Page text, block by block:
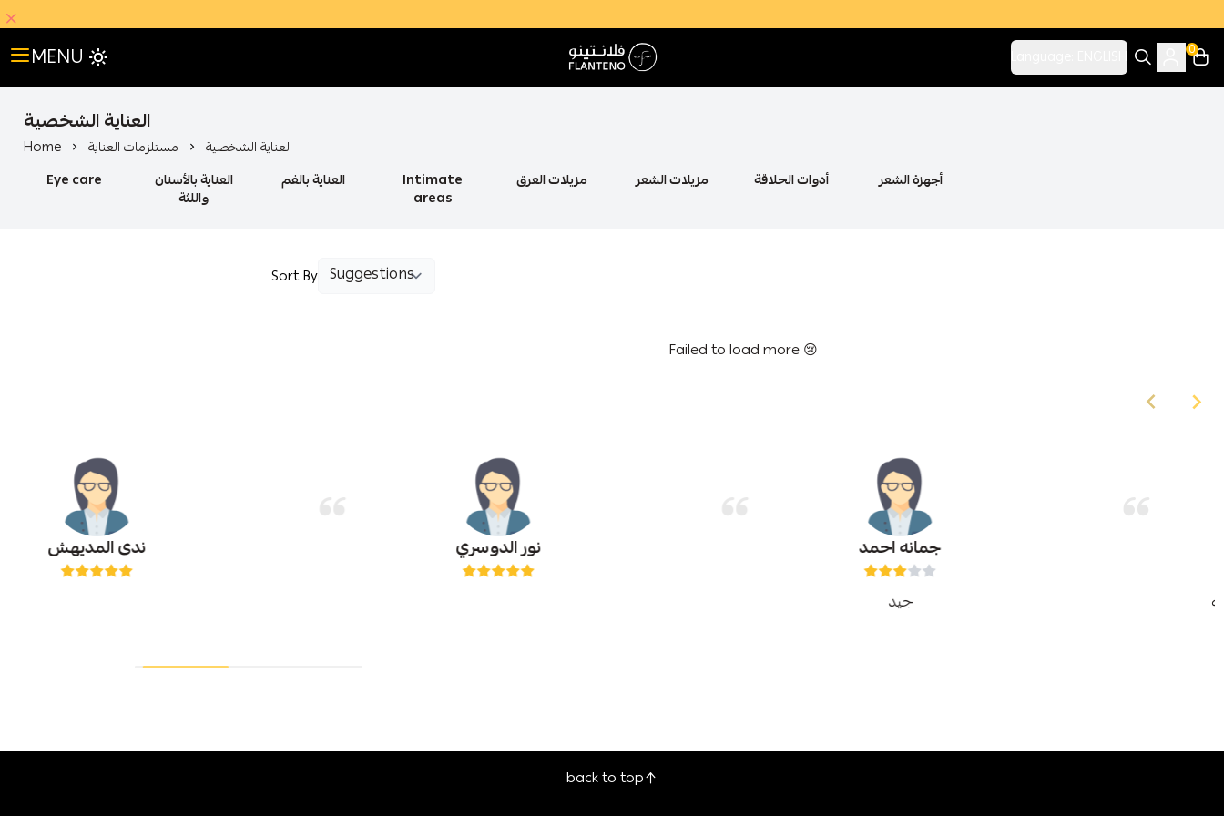
MENU فلانتينو اكبر صالة عرض اقتصادية بالجملة
0
العناية الشخصية
Home مستلزمات العناية
العناية الشخصية
Eye care
العناية بالأسنان
واللثة
العناية بالفم Intimate
areas
مزيلات العرق مزيلات الشعر أدوات الحلاقة أجهزة الشعر
Sort By
Failed to load more 😢
back to top